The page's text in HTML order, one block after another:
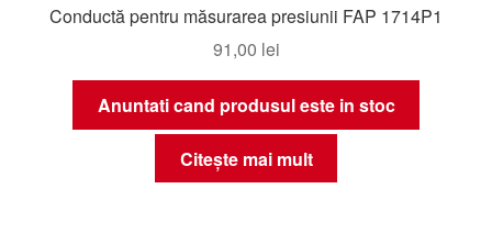
Conductă pentru măsurarea presiunii FAP 1714P1
91,00 lei
Anuntati cand produsul este in stoc
Citește mai mult